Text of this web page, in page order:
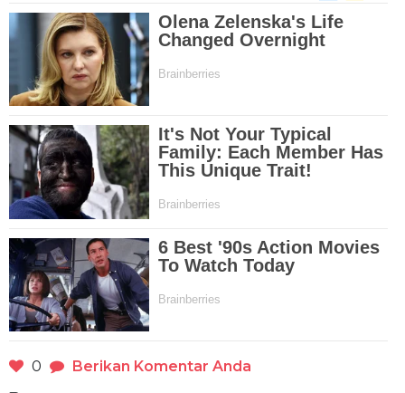
0 Berikan Komentar Anda